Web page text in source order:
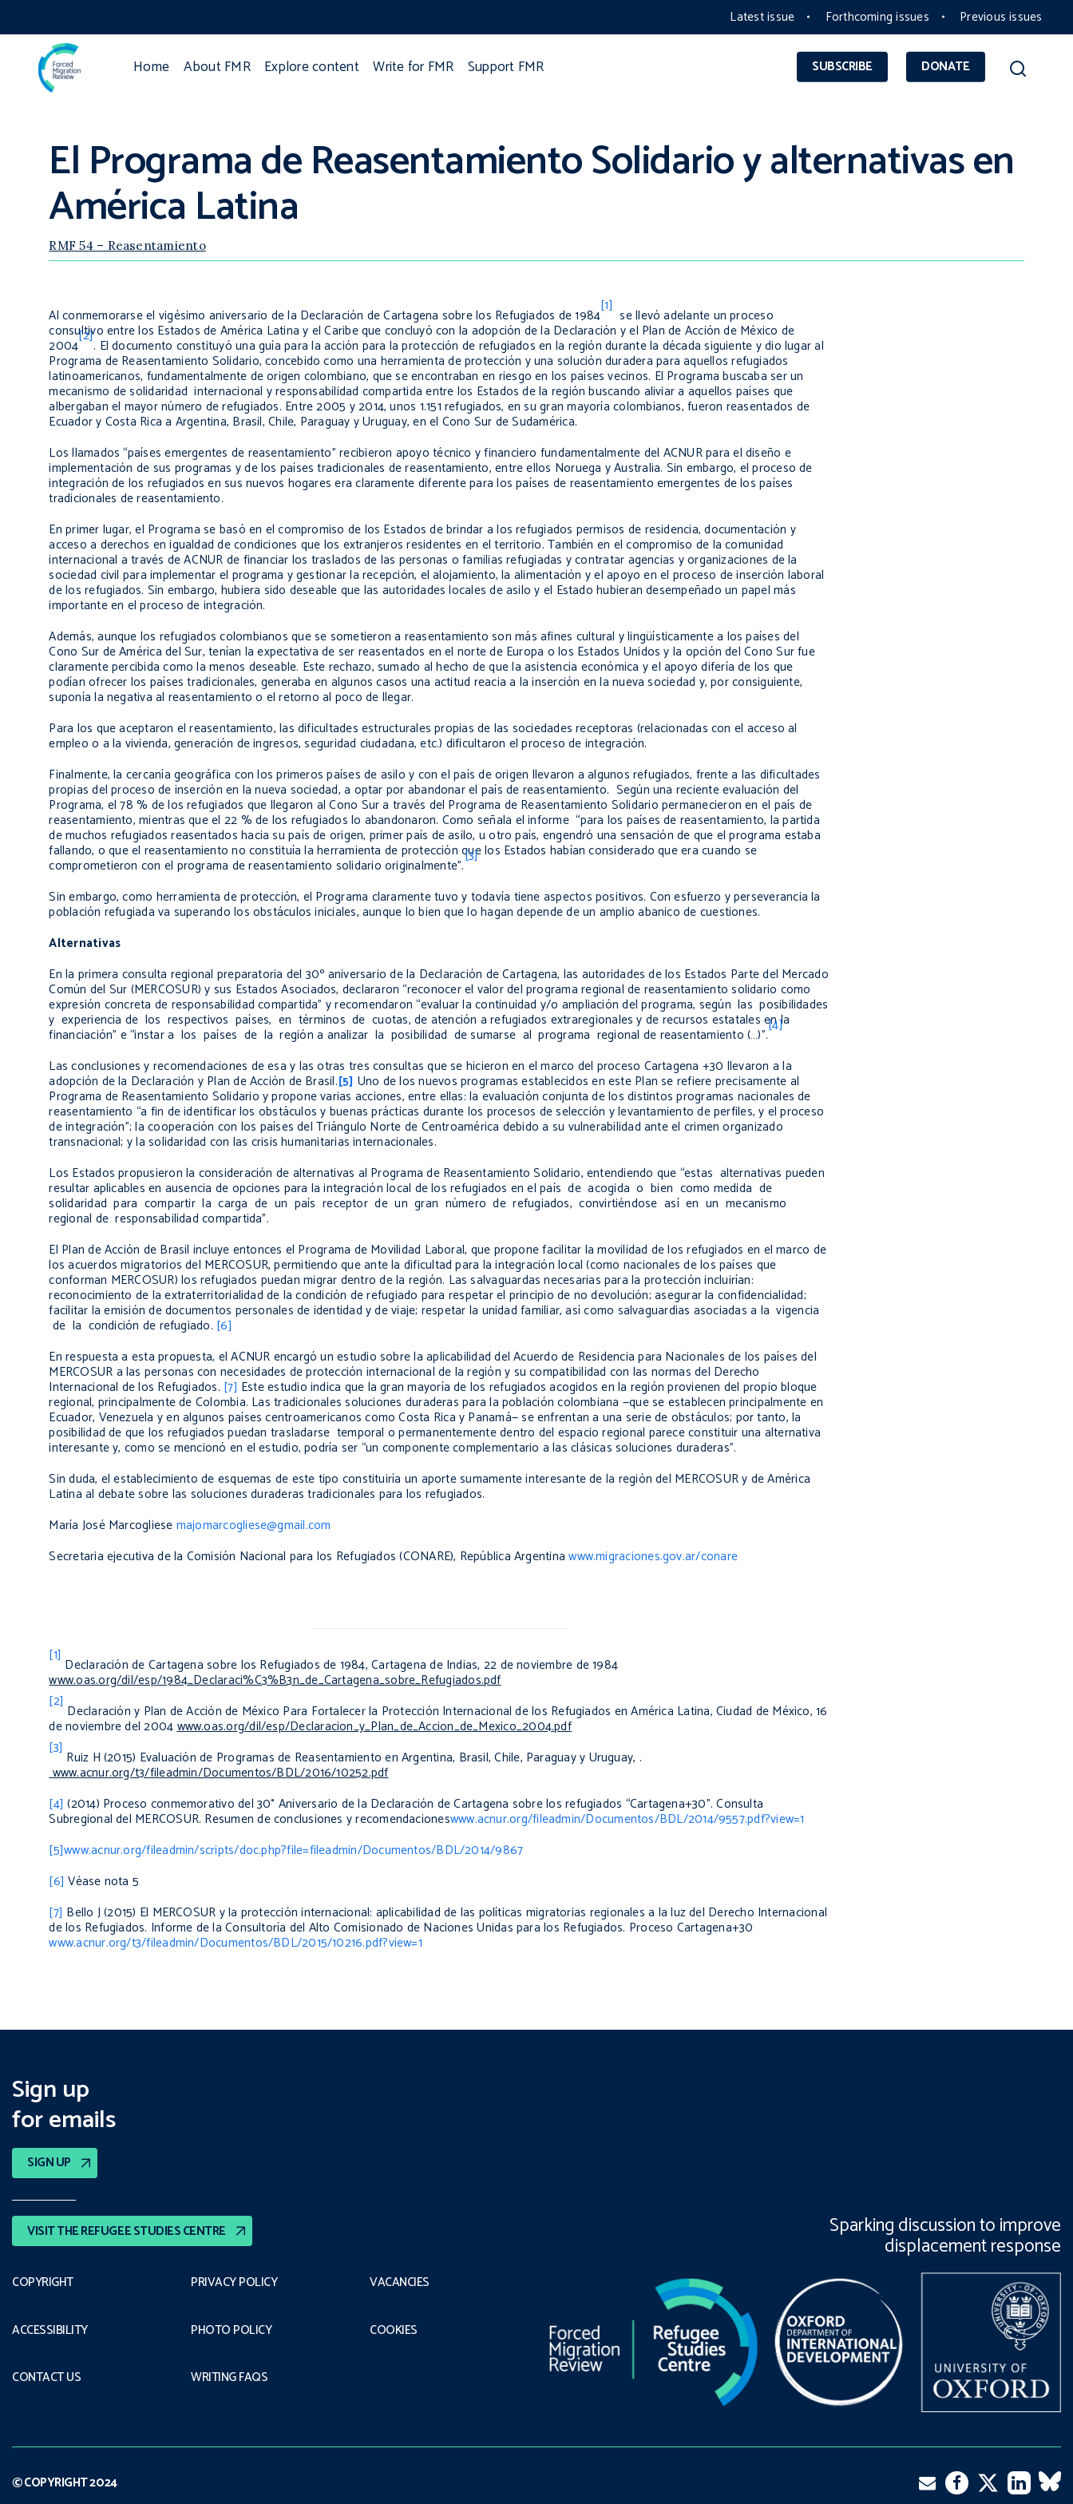
Latest issue Forthcoming issues Previous issues
SUBSCRIBE DONATE
Home About FMR Explore content Write for FMR Support FMR
El Programa de Reasentamiento Solidario y alternativas en
América Latina
RMF 54 – Reasentamiento
Al conmemorarse el vigésimo aniversario de la Declaración de Cartagena sobre los Refugiados de 1984[1] se llevó adelante un proceso
consultivo entre los Estados de América Latina y el Caribe que concluyó con la adopción de la Declaración y el Plan de Acción de México de
2004[2]. El documento constituyó una guía para la acción para la protección de refugiados en la región durante la década siguiente y dio lugar al
Programa de Reasentamiento Solidario, concebido como una herramienta de protección y una solución duradera para aquellos refugiados
latinoamericanos, fundamentalmente de origen colombiano, que se encontraban en riesgo en los países vecinos. El Programa buscaba ser un
mecanismo de solidaridad internacional y responsabilidad compartida entre los Estados de la región buscando aliviar a aquellos países que
albergaban el mayor número de refugiados. Entre 2005 y 2014, unos 1.151 refugiados, en su gran mayoría colombianos, fueron reasentados de
Ecuador y Costa Rica a Argentina, Brasil, Chile, Paraguay y Uruguay, en el Cono Sur de Sudamérica.
Los llamados “países emergentes de reasentamiento” recibieron apoyo técnico y financiero fundamentalmente del ACNUR para el diseño e
implementación de sus programas y de los países tradicionales de reasentamiento, entre ellos Noruega y Australia. Sin embargo, el proceso de
integración de los refugiados en sus nuevos hogares era claramente diferente para los países de reasentamiento emergentes de los países
tradicionales de reasentamiento.
En primer lugar, el Programa se basó en el compromiso de los Estados de brindar a los refugiados permisos de residencia, documentación y
acceso a derechos en igualdad de condiciones que los extranjeros residentes en el territorio. También en el compromiso de la comunidad
internacional a través de ACNUR de financiar los traslados de las personas o familias refugiadas y contratar agencias y organizaciones de la
sociedad civil para implementar el programa y gestionar la recepción, el alojamiento, la alimentación y el apoyo en el proceso de inserción laboral
de los refugiados. Sin embargo, hubiera sido deseable que las autoridades locales de asilo y el Estado hubieran desempeñado un papel más
importante en el proceso de integración.
Además, aunque los refugiados colombianos que se sometieron a reasentamiento son más afines cultural y lingüísticamente a los países del
Cono Sur de América del Sur, tenían la expectativa de ser reasentados en el norte de Europa o los Estados Unidos y la opción del Cono Sur fue
claramente percibida como la menos deseable. Este rechazo, sumado al hecho de que la asistencia económica y el apoyo difería de los que
podían ofrecer los países tradicionales, generaba en algunos casos una actitud reacia a la inserción en la nueva sociedad y, por consiguiente,
suponía la negativa al reasentamiento o el retorno al poco de llegar.
Para los que aceptaron el reasentamiento, las dificultades estructurales propias de las sociedades receptoras (relacionadas con el acceso al
empleo o a la vivienda, generación de ingresos, seguridad ciudadana, etc.) dificultaron el proceso de integración.
Finalmente, la cercanía geográfica con los primeros países de asilo y con el país de origen llevaron a algunos refugiados, frente a las dificultades
propias del proceso de inserción en la nueva sociedad, a optar por abandonar el país de reasentamiento. Según una reciente evaluación del
Programa, el 78 % de los refugiados que llegaron al Cono Sur a través del Programa de Reasentamiento Solidario permanecieron en el país de
reasentamiento, mientras que el 22 % de los refugiados lo abandonaron. Como señala el informe “para los países de reasentamiento, la partida
de muchos refugiados reasentados hacia su país de origen, primer país de asilo, u otro país, engendró una sensación de que el programa estaba
fallando, o que el reasentamiento no constituía la herramienta de protección que los Estados habían considerado que era cuando se
comprometieron con el programa de reasentamiento solidario originalmente”.[3]
Sin embargo, como herramienta de protección, el Programa claramente tuvo y todavía tiene aspectos positivos. Con esfuerzo y perseverancia la
población refugiada va superando los obstáculos iniciales, aunque lo bien que lo hagan depende de un amplio abanico de cuestiones.
Alternativas
En la primera consulta regional preparatoria del 30º aniversario de la Declaración de Cartagena, las autoridades de los Estados Parte del Mercado
Común del Sur (MERCOSUR) y sus Estados Asociados, declararon “reconocer el valor del programa regional de reasentamiento solidario como
expresión concreta de responsabilidad compartida” y recomendaron “evaluar la continuidad y/o ampliación del programa, según las posibilidades
y experiencia de los respectivos países, en términos de cuotas, de atención a refugiados extraregionales y de recursos estatales en la
financiación” e “instar a los países de la región a analizar la posibilidad de sumarse al programa regional de reasentamiento (…)”.[4]
Las conclusiones y recomendaciones de esa y las otras tres consultas que se hicieron en el marco del proceso Cartagena +30 llevaron a la
adopción de la Declaración y Plan de Acción de Brasil.[5] Uno de los nuevos programas establecidos en este Plan se refiere precisamente al
Programa de Reasentamiento Solidario y propone varias acciones, entre ellas: la evaluación conjunta de los distintos programas nacionales de
reasentamiento “a fin de identificar los obstáculos y buenas prácticas durante los procesos de selección y levantamiento de perfiles, y el proceso
de integración”; la cooperación con los países del Triángulo Norte de Centroamérica debido a su vulnerabilidad ante el crimen organizado
transnacional; y la solidaridad con las crisis humanitarias internacionales.
Los Estados propusieron la consideración de alternativas al Programa de Reasentamiento Solidario, entendiendo que “estas alternativas pueden
resultar aplicables en ausencia de opciones para la integración local de los refugiados en el país de acogida o bien como medida de
solidaridad para compartir la carga de un país receptor de un gran número de refugiados, convirtiéndose así en un mecanismo
regional de responsabilidad compartida”.
El Plan de Acción de Brasil incluye entonces el Programa de Movilidad Laboral, que propone facilitar la movilidad de los refugiados en el marco de
los acuerdos migratorios del MERCOSUR, permitiendo que ante la dificultad para la integración local (como nacionales de los países que
conforman MERCOSUR) los refugiados puedan migrar dentro de la región. Las salvaguardas necesarias para la protección incluirían:
reconocimiento de la extraterritorialidad de la condición de refugiado para respetar el principio de no devolución; asegurar la confidencialidad;
facilitar la emisión de documentos personales de identidad y de viaje; respetar la unidad familiar, así como salvaguardias asociadas a la vigencia
de la condición de refugiado. [6]
En respuesta a esta propuesta, el ACNUR encargó un estudio sobre la aplicabilidad del Acuerdo de Residencia para Nacionales de los países del
MERCOSUR a las personas con necesidades de protección internacional de la región y su compatibilidad con las normas del Derecho
Internacional de los Refugiados. [7] Este estudio indica que la gran mayoría de los refugiados acogidos en la región provienen del propio bloque
regional, principalmente de Colombia. Las tradicionales soluciones duraderas para la población colombiana —que se establecen principalmente en
Ecuador, Venezuela y en algunos países centroamericanos como Costa Rica y Panamá— se enfrentan a una serie de obstáculos; por tanto, la
posibilidad de que los refugiados puedan trasladarse temporal o permanentemente dentro del espacio regional parece constituir una alternativa
interesante y, como se mencionó en el estudio, podría ser “un componente complementario a las clásicas soluciones duraderas”.
Sin duda, el establecimiento de esquemas de este tipo constituiría un aporte sumamente interesante de la región del MERCOSUR y de América
Latina al debate sobre las soluciones duraderas tradicionales para los refugiados.
María José Marcogliese majomarcogliese@gmail.com
Secretaria ejecutiva de la Comisión Nacional para los Refugiados (CONARE), República Argentinawww.migraciones.gov.ar/conare
[1] Declaración de Cartagena sobre los Refugiados de 1984, Cartagena de Indias, 22 de noviembre de 1984
www.oas.org/dil/esp/1984_Declaraci%C3%B3n_de_Cartagena_sobre_Refugiados.pdf
[2] Declaración y Plan de Acción de México Para Fortalecer la Protección Internacional de los Refugiados en América Latina, Ciudad de México, 16
de noviembre del 2004www.oas.org/dil/esp/Declaracion_y_Plan_de_Accion_de_Mexico_2004.pdf
[3] Ruiz H (2015) Evaluación de Programas de Reasentamiento en Argentina, Brasil, Chile, Paraguay y Uruguay, .
www.acnur.org/t3/fileadmin/Documentos/BDL/2016/10252.pdf
[4] (2014) Proceso conmemorativo del 30° Aniversario de la Declaración de Cartagena sobre los refugiados “Cartagena+30”. Consulta
Subregional del MERCOSUR. Resumen de conclusiones y recomendacioneswww.acnur.org/fileadmin/Documentos/BDL/2014/9557.pdf?view=1
[5]www.acnur.org/fileadmin/scripts/doc.php?file=fileadmin/Documentos/BDL/2014/9867
[6] Véase nota 5
[7] Bello J (2015) El MERCOSUR y la protección internacional: aplicabilidad de las políticas migratorias regionales a la luz del Derecho Internacional
de los Refugiados. Informe de la Consultoría del Alto Comisionado de Naciones Unidas para los Refugiados. Proceso Cartagena+30
www.acnur.org/t3/fileadmin/Documentos/BDL/2015/10216.pdf?view=1
Sign up
for emails
SIGN UP
VISIT THE REFUGEE STUDIES CENTRE Sparking discussion to improve
displacement response
COPYRIGHT
ACCESSIBILITY
CONTACT US
PRIVACY POLICY
PHOTO POLICY
WRITING FAQS
VACANCIES
COOKIES
© COPYRIGHT 2024 EmailFacebookTwitter
LinkedIn
VK